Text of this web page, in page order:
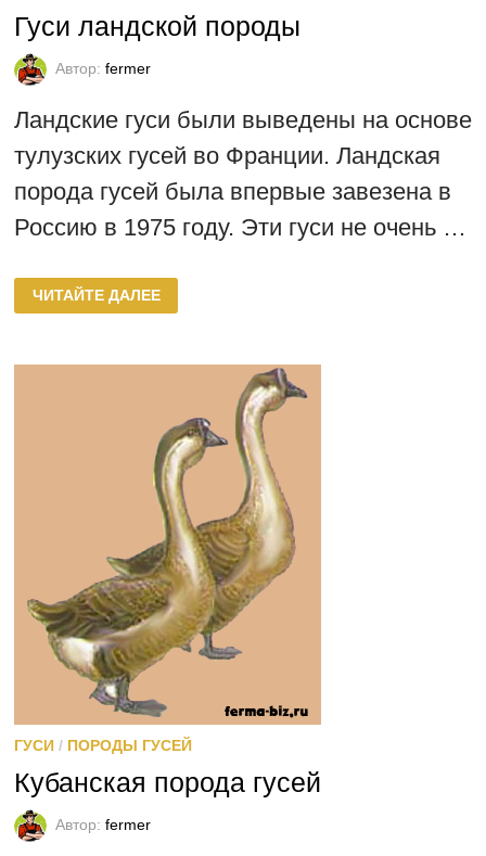
Гуси ландской породы
Автор: fermer
Ландские гуси были выведены на основе
тулузских гусей во Франции. Ландская
порода гусей была впервые завезена в
Россию в 1975 году. Эти гуси не очень …
ГУСИ
ЛАНДСКОЙ
ПОРОДЫ
ЧИТАЙТЕ ДАЛЕЕ
ГУСИ/ ПОРОДЫ ГУСЕЙ
Кубанская порода гусей
Автор: fermer